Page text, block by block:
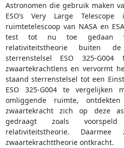
Astronomen die gebruik maken
ESO’s Very Large
ruimtetelescoop van NASA en
test tot nu toe gedaan
relativiteitstheorie buiten
sterrenstelsel ESO 325-
zwaartekrachtlens en vervormt
staand sterrenstelsel tot een
ESO 325-G004 te
omliggende ruimte,
zwaartekracht zich op deze
gedraagt zoals
relativiteitstheorie.
zwaartekrachttheorie ontkracht.